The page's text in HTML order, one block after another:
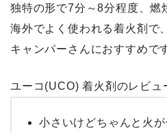
独特の形で7分～8分程度、燃
海外でよく使われる着火剤で
キャンパーさんにおすすめで
ユーコ(UCO) 着火剤のレビ
小さいけどちゃんと火が